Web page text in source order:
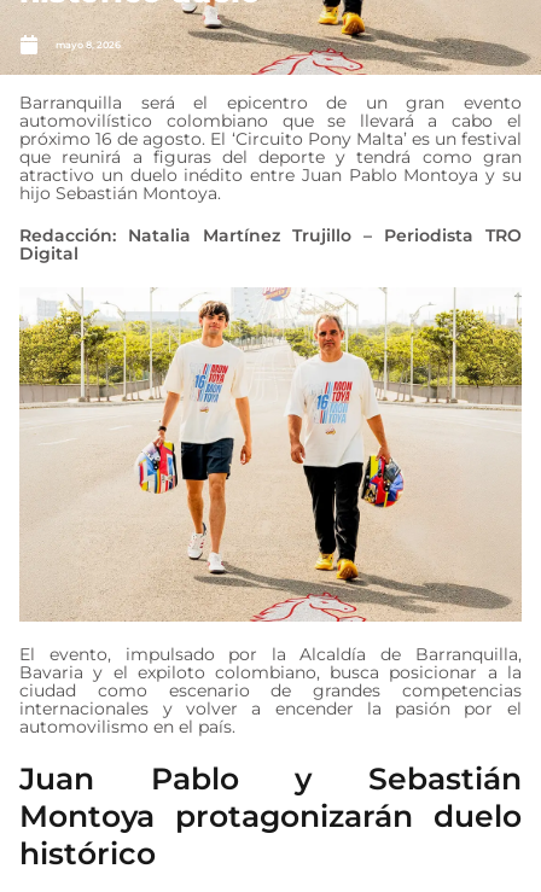
mayo 8, 2026
Barranquilla será el epicentro de un gran evento
automovilístico colombiano que se llevará a cabo el
próximo 16 de agosto. El ‘Circuito Pony Malta’ es un festival
que reunirá a figuras del deporte y tendrá como gran
atractivo un duelo inédito entre Juan Pablo Montoya y su
hijo Sebastián Montoya.
Redacción: Natalia Martínez Trujillo – Periodista TRO
Digital
El evento, impulsado por la Alcaldía de Barranquilla,
Bavaria y el expiloto colombiano, busca posicionar a la
ciudad como escenario de grandes competencias
internacionales y volver a encender la pasión por el
automovilismo en el país.
Juan Pablo y Sebastián
Montoya protagonizarán duelo
histórico